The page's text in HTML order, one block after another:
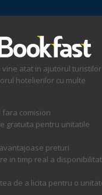
vine atat in ajutorul turistilor
hotelierilor cu multe
comision
gratuita pentru unitatile
preturi
in timp real a
de a licita pentru o